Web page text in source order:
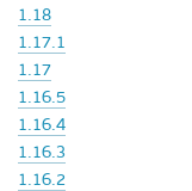
1.18
1.17.1
1.17
1.16.5
1.16.4
1.16.3
1.16.2